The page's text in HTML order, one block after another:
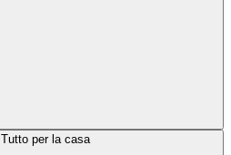
Tutto per la casa